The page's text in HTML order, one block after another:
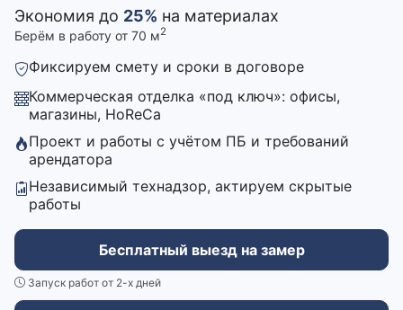
Экономия до 25% на материалах
Берём в работу от 70 м2
Фиксируем смету и сроки в договоре
Коммерческая отделка «под ключ»: офисы,
магазины, HoReCa
Проект и работы с учётом ПБ и требований
арендатора
Независимый технадзор, актируем скрытые
работы
Бесплатный выезд на замер
Запуск работ от 2-х дней